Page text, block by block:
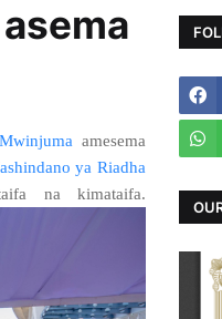
amesema
ya Riadha
na kimataifa.